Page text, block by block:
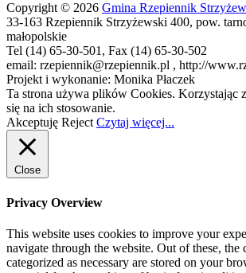
Copyright © 2026 Gmina Rzepiennik
33-163 Rzepiennik Strzyżewski 400, pow.
małopolskie
Tel (14) 65-30-501, Fax (14) 65-30-502
email: rzepiennik@rzepiennik.pl , http://
Projekt i wykonanie: Monika Płaczek
Ta strona używa plików Cookies. Korzystając
się na ich stosowanie.
Akceptuję Reject Czytaj więcej...
Close
Privacy Overview
This website uses cookies to improve your
navigate through the website. Out of these, the
categorized as necessary are stored on your